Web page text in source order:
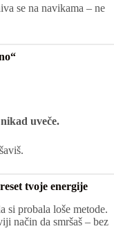
se na navikama – ne
uveče.
tvoje energije
si probala loše metode.
način da smršaš – bez